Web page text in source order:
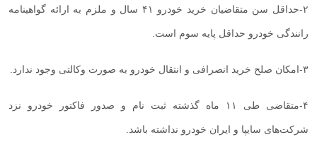
۲- حداقل سن متقاضیان خرید خودرو ۴۱ سال و ملزم به ارائه گواهینامه
رانندگی خودرو حداقل پایه سوم است
۳-امکان صلح خرید انصرافی و انتقال خودرو به صورت وکالتی وجود ندارد
۴- متقاضی طی ۱۱ ماه گذشته ثبت نام و صدور فاکتور خودرو نزد
شرکت‌های سایپا و ایران خودرو نداشته باشد